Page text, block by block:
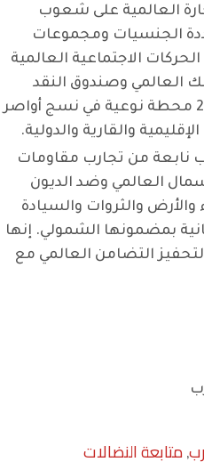
العالمية على شعوب
الجنسيات ومجموعات
الاجتماعية العالمية
العالمي وصندوق النقد
الدولي بمراكش في أكتوبر 2023 محطة نوعية في نسج أواصر
والقارية والدولية.
نابعة من تجارب مقاومات
العالمي وضد الديون
والأرض والثروات والسيادة
بمضمونها الشمولي. إنها
التضامن العالمي مع
, متابعة النضالات